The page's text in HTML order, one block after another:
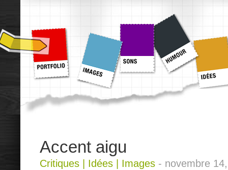
Accent aigu
Critiques Idées Images - novembre